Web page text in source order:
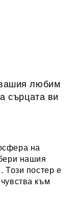
любим
сърцата ви
на
нашия
Този постер е
към